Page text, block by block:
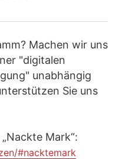
Machen wir uns
"digitalen
unabhängig
Sie uns
Mark“:
#nacktemark